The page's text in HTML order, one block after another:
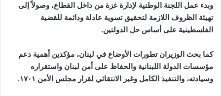
وبدء عمل اللجنة الوطنية لإدارة غزة من داخل القطاع، وصولاً إلى
تهيئة الظروف اللازمة لتحقيق تسوية عادلة ودائمة للقضية
الفلسطينية على أساس حل الدولتين.
كما بحث الوزيران تطورات الأوضاع في لبنان، مؤكدين أهمية دعم
مؤسسات الدولة اللبنانية والحفاظ على أمن لبنان واستقراره
وسيادته، والتنفيذ الكامل وغير الانتقائي لقرار مجلس الأمن ١٧٠١.